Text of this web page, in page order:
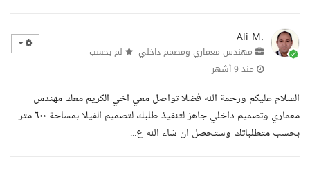
Ali M.
مهندس معماري ومصمم داخلي
لم يحسب
منذ 9 أشهر
السلام عليكم ورحمة الله فضلا تواصل معي اخي الكريم معك مهندس
معماري وتصميم داخلي جاهز لتنفيذ طلبك لتصميم الفيلا بمساحة ٦٠٠ متر
بحسب متطلباتك وستحصل ان شاء الله ع...